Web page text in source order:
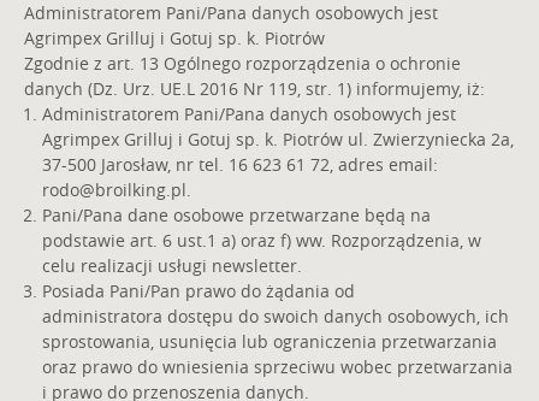
Administratorem Pani/Pana danych osobowych jest
Agrimpex Grilluj i Gotuj sp. k. Piotrów
Zgodnie z art. 13 Ogólnego rozporządzenia o ochronie
danych (Dz. Urz. UE.L 2016 Nr 119, str. 1) informujemy, iż:
Administratorem Pani/Pana danych osobowych jest
Agrimpex Grilluj i Gotuj sp. k. Piotrów ul. Zwierzyniecka 2a,
37-500 Jarosław, nr tel. 16 623 61 72, adres email:
rodo@broilking.pl.
Pani/Pana dane osobowe przetwarzane będą na
podstawie art. 6 ust.1 a) oraz f) ww. Rozporządzenia, w
celu realizacji usługi newsletter.
Posiada Pani/Pan prawo do żądania od
administratora dostępu do swoich danych osobowych, ich
sprostowania, usunięcia lub ograniczenia przetwarzania
oraz prawo do wniesienia sprzeciwu wobec przetwarzania
i prawo do przenoszenia danych.